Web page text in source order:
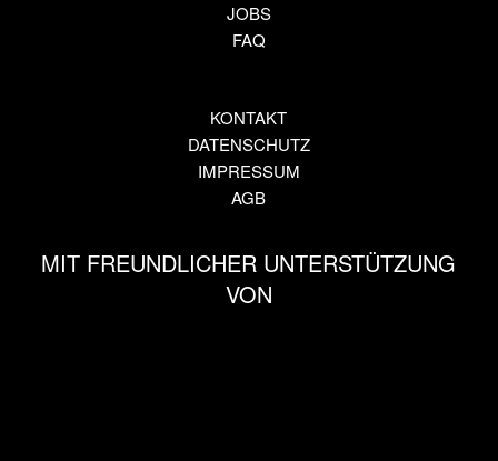
JOBS
FAQ
KONTAKT
DATENSCHUTZ
IMPRESSUM
AGB
MIT FREUNDLICHER UNTERSTÜTZUNG
VON